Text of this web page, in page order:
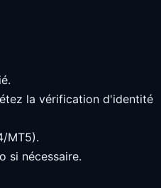
la vérification d'identité
MT5).
si nécessaire.